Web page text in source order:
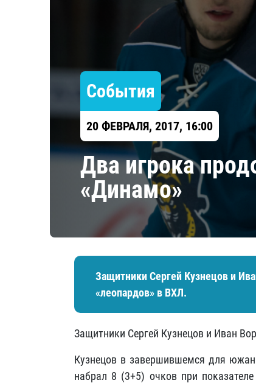
Локомотив
Северсталь
ЦСКА
Шанхайские Драконы
События
20 ФЕВРАЛЯ, 2017, 16:00
Два игрока
«Динамо»
Защитники Сергей Кузнецов и
«леопардов» в ВХЛ.
Защитники Сергей Кузнецов и Иван
Кузнецов в завершившемся для
набрал 8 (3+5) очков при